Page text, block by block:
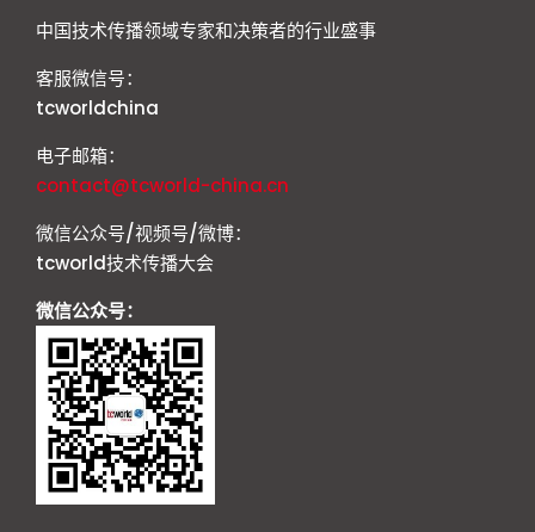
中国技术传播领域专家和决策者的行业盛事
客服微信号：
tcworldchina
电子邮箱：
contact@tcworld-china.cn
微信公众号/视频号/微博：
tcworld技术传播大会
微信公众号：